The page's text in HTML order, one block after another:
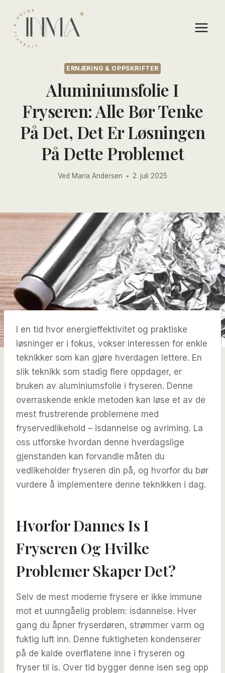
content
ERNÆRING & OPPSKRIFTER
Aluminiumsfolie I
Fryseren: Alle Bør Tenke
På Det, Det Er Løsningen
På Dette Problemet
Ved Maria Andersen 2. juli 2025
I en tid hvor energieffektivitet og praktiske
løsninger er i fokus, vokser interessen for enkle
teknikker som kan gjøre hverdagen lettere. En
slik teknikk som stadig flere oppdager, er
bruken av aluminiumsfolie i fryseren. Denne
overraskende enkle metoden kan løse et av de
mest frustrerende problemene med
fryservedlikehold – isdannelse og avriming. La
oss utforske hvordan denne hverdagslige
gjenstanden kan forvandle måten du
vedlikeholder fryseren din på, og hvorfor du bør
vurdere å implementere denne teknikken i dag.
Hvorfor Dannes Is I
Fryseren Og Hvilke
Problemer Skaper Det?
Selv de mest moderne frysere er ikke immune
mot et uunngåelig problem: isdannelse. Hver
gang du åpner fryserdøren, strømmer varm og
fuktig luft inn. Denne fuktigheten kondenserer
på de kalde overflatene inne i fryseren og
fryser til is. Over tid bygger denne isen seg opp